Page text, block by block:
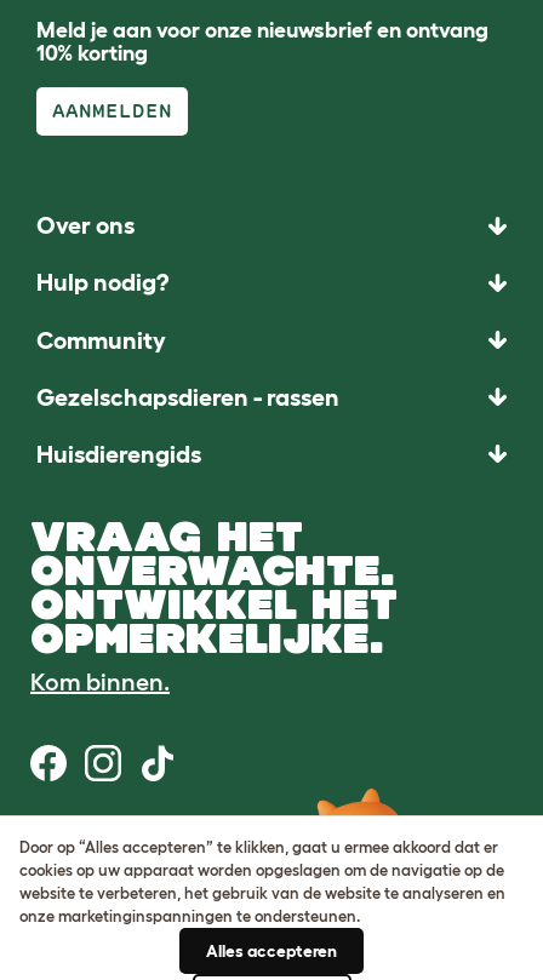
Meld je aan voor onze nieuwsbrief en ontvang
10% korting
AANMELDEN
Over ons
Hulp nodig?
Community
Gezelschapsdieren - rassen
Huisdierengids
VRAAG HET
ONVERWACHTE.
ONTWIKKEL HET
OPMERKELIJKE.
Kom binnen.
Gebruiksvoorwaarden
Cookie & privacybeleid
Cookie Settings
Sitemap
BTW-nummer: DE317631106
Door op “Alles accepteren” te klikken, gaat u ermee akkoord dat er
cookies op uw apparaat worden opgeslagen om de navigatie op de
website te verbeteren, het gebruik van de website te analyseren en
onze marketinginspanningen te ondersteunen.
Alles accepteren